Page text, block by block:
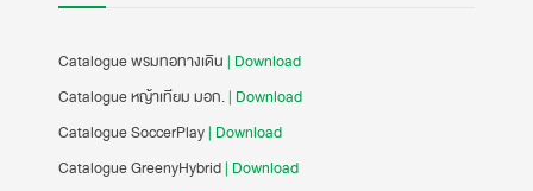
Catalogue พรมทอทางเดิน | Download
Catalogue หญ้าเทียม มอก.| Download
Catalogue SoccerPlay| Download
Catalogue GreenyHybrid| Download